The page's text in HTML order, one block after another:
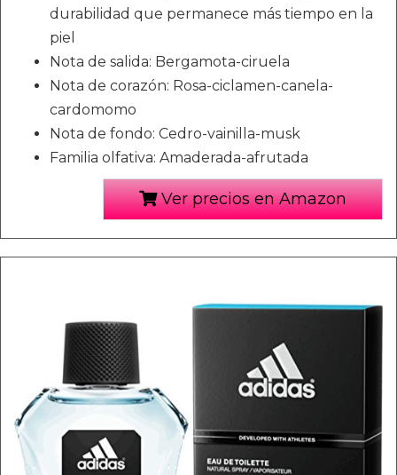
durabilidad que permanece más tiempo en la
piel
Nota de salida: Bergamota-ciruela
Nota de corazón: Rosa-ciclamen-canela-
cardomomo
Nota de fondo: Cedro-vainilla-musk
Familia olfativa: Amaderada-afrutada
Ver precios en Amazon